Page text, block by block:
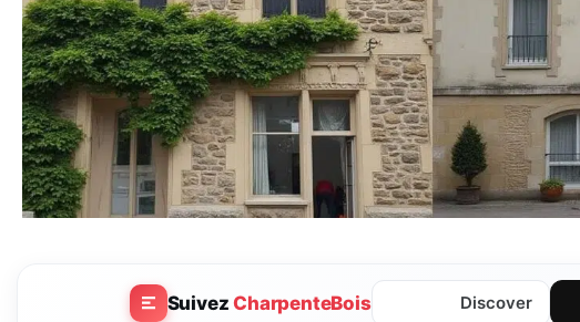
SuivezCharpenteBois Discover